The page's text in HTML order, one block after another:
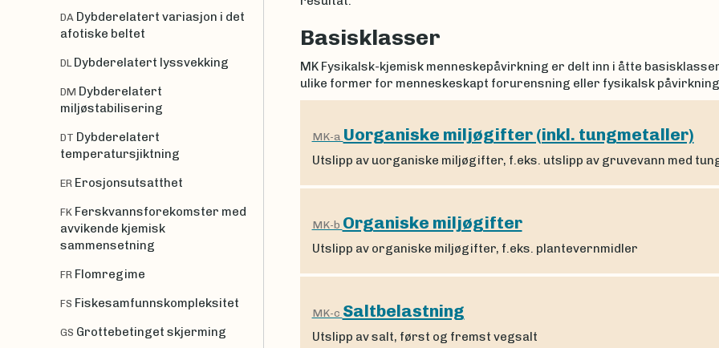
Basisklasser
MK Fysikalsk-kjemisk menneskepåvirkning er delt inn i åtte
ulike former for menneskeskapt forurensning eller fysikalsk påvirkning.
MK-a Uorganiske miljøgifter (inkl. tungmetaller)
Utslipp av uorganiske miljøgifter, f.eks. utslipp av gruvevann med
MK-b Organiske miljøgifter
Utslipp av organiske miljøgifter, f.eks. plantevernmidler
MK-c Saltbelastning
Utslipp av salt, først og fremst vegsalt
DA Dybderelatert variasjon i det
afotiske beltet
DL Dybderelatert lyssvekking
DM Dybderelatert
miljøstabilisering
DT Dybderelatert
temperatursjiktning
ER Erosjonsutsatthet
FK Ferskvannsforekomster med
avvikende kjemisk
sammensetning
FR Flomregime
FS Fiskesamfunnskompleksitet
GS Grottebetinget skjerming